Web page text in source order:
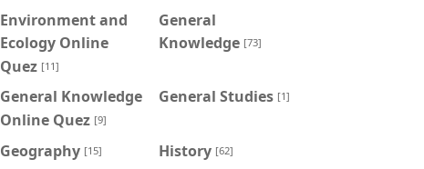
Environment and
Ecology Online
Quez [11]
General
Knowledge [73]
General Knowledge
Online Quez [9]
General Studies [1]
Geography [15] History [62]